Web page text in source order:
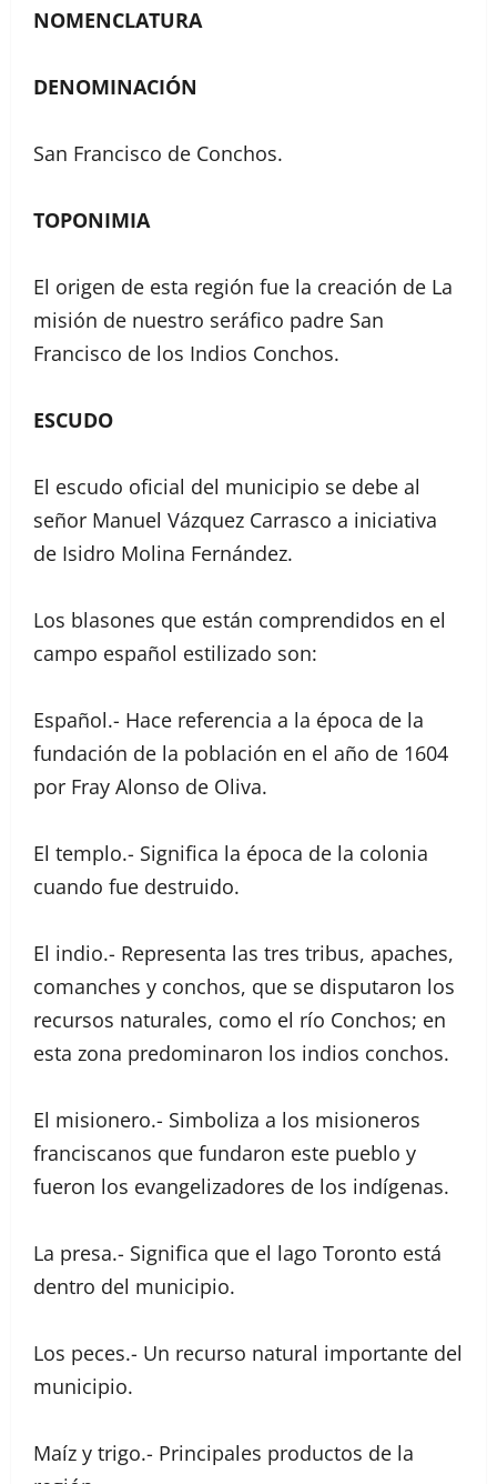
NOMENCLATURA
DENOMINACIÓN
San Francisco de Conchos.
TOPONIMIA
El origen de esta región fue la creación de La
misión de nuestro seráfico padre San
Francisco de los Indios Conchos.
ESCUDO
El escudo oficial del municipio se debe al
señor Manuel Vázquez Carrasco a iniciativa
de Isidro Molina Fernández.
Los blasones que están comprendidos en el
campo español estilizado son:
Español.- Hace referencia a la época de la
fundación de la población en el año de 1604
por Fray Alonso de Oliva.
El templo.- Significa la época de la colonia
cuando fue destruido.
El indio.- Representa las tres tribus, apaches,
comanches y conchos, que se disputaron los
recursos naturales, como el río Conchos; en
esta zona predominaron los indios conchos.
El misionero.- Simboliza a los misioneros
franciscanos que fundaron este pueblo y
fueron los evangelizadores de los indígenas.
La presa.- Significa que el lago Toronto está
dentro del municipio.
Los peces.- Un recurso natural importante del
municipio.
Maíz y trigo.- Principales productos de la